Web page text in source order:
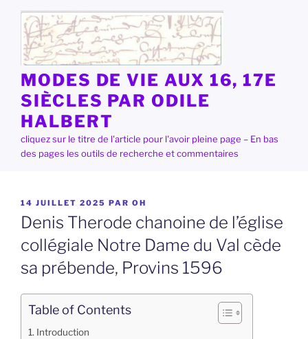
contenu
principal
MODES DE VIE AUX 16, 17E
SIÈCLES PAR ODILE
HALBERT
cliquez sur le titre de l'article pour l'avoir pleine page – En bas
des pages les outils de recherche et commentaires
PUBLIÉ
LE
14 JUILLET 2025 PAR OH
Denis Therode chanoine de l’église
collégiale Notre Dame du Val cède
sa prébende, Provins 1596
Table of Contents
Introduction